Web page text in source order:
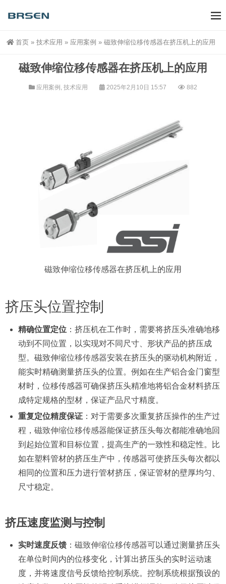
首页 » 技术应用 » 应用案例 » 磁致伸缩位移传感器在挤压机上的应用
磁致伸缩位移传感器在挤压机上的应用
应用案例 , 技术应用 2025年2月10日 15:57 882
磁致伸缩位移传感器在挤压机上的应用
挤压头位置控制
精确位置定位：挤压机在工作时，需要将挤压头准确地移
动到不同位置，以实现对不同尺寸、形状产品的挤压成
型。磁致伸缩位移传感器安装在挤压头的驱动机构附近，
能实时精确测量挤压头的位置。例如在生产铝合金门窗型
材时，位移传感器可确保挤压头精准地将铝合金材料挤压
成特定规格的型材，保证产品尺寸精度。
重复定位精度保证：对于需要多次重复挤压操作的生产过
程， 磁致伸缩位移传感器能保证挤压头每次都能准确地回
到起始位置和目标位置，提高生产的一致性和稳定性。比
如在塑料管材的挤压生产中，传感器可使挤压头每次都以
相同的位置和压力进行管材挤压，保证管材的壁厚均匀、
尺寸稳定。
挤压速度监测与控制
实时速度反馈： 磁致伸缩位移传感器可以通过测量挤压头
在单位时间内的位移变化，计算出挤压头的实时运动速
度，并将速度信号反馈给控制系统。控制系统根据预设的